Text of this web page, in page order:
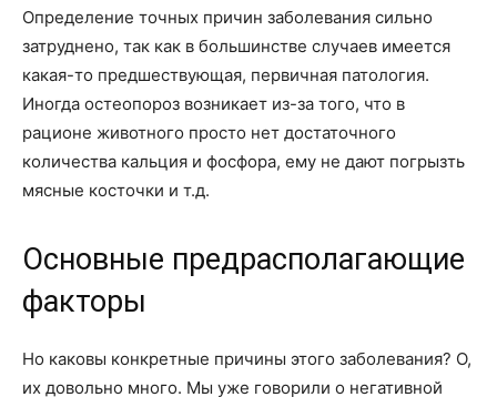
Определение точных причин заболевания сильно
затруднено, так как в большинстве случаев имеется
какая-то предшествующая, первичная патология.
Иногда остеопороз возникает из-за того, что в
рационе животного просто нет достаточного
количества кальция и фосфора, ему не дают погрызть
мясные косточки и т.д.
Основные предрасполагающие
факторы
Но каковы конкретные причины этого заболевания? О,
их довольно много. Мы уже говорили о негативной